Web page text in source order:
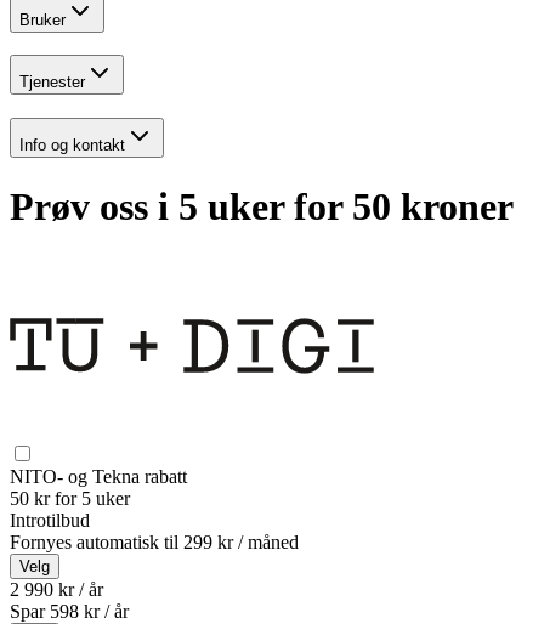
Bruker
Tjenester
Info og kontakt
Prøv oss i 5 uker for 50 kroner
NITO- og Tekna rabatt
50 kr for 5 uker
Introtilbud
Fornyes automatisk til 299 kr / måned
Velg
2 990 kr / år
Spar 598 kr /år